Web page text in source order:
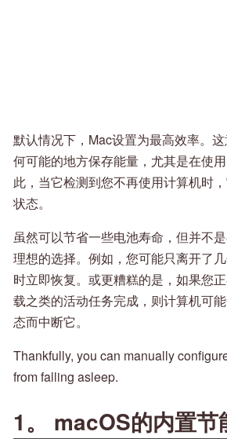
默认情况下，Mac设置为最高效率。
何可能的地方保存能量，尤其是在使
此，当它检测到您不再使用计算机时
状态。
虽然可以节省一些电池寿命，但并不
理想的选择。例如，您可能只离开了
时立即恢复。或更糟糕的是，如果您
载之类的活动任务完成，则计算机可
态而中断它。
Thankfully, you can manually
from falling asleep.
1。 macOS的内置节